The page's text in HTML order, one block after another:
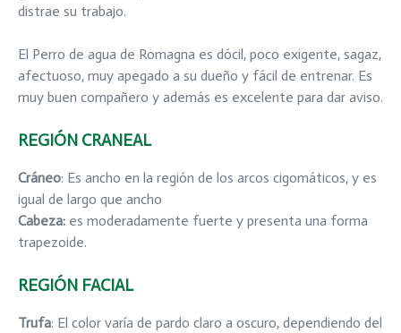
distrae su trabajo.
El Perro de agua de Romagna es dócil, poco exigente, sagaz,
afectuoso, muy apegado a su dueño y fácil de entrenar. Es
muy buen compañero y además es excelente para dar aviso.
REGIÓN CRANEAL
Cráneo: Es ancho en la región de los arcos cigomáticos, y es
igual de largo que ancho
Cabeza: es moderadamente fuerte y presenta una forma
trapezoide.
REGIÓN FACIAL
Trufa: El color varía de pardo claro a oscuro, dependiendo del